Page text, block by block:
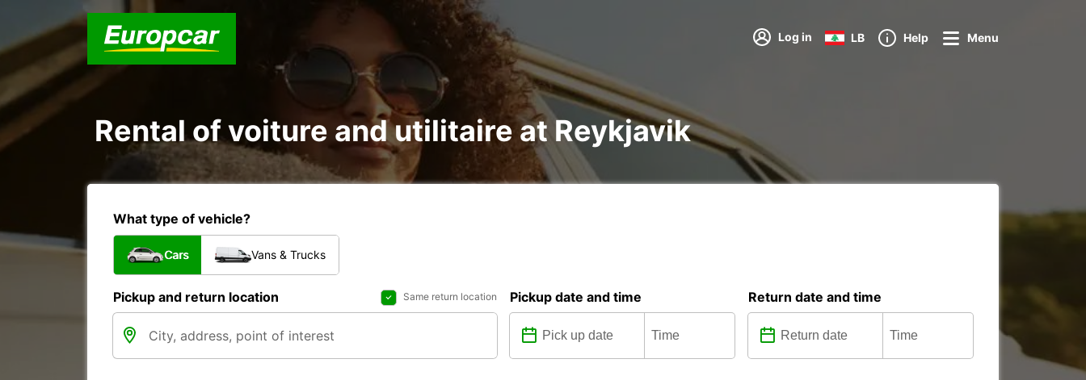
Log in LB Help Menu
Rental of voiture and utilitaire at Reykjavik
What type of vehicle?
Cars Vans & Trucks
Pickup and return location Same return location Pickup date and time Return date and time